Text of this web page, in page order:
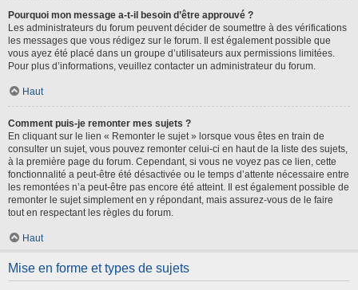
Pourquoi mon message a-t-il besoin d’être approuvé ?
Les administrateurs du forum peuvent décider de soumettre à des vérifications
les messages que vous rédigez sur le forum. Il est également possible que
vous ayez été placé dans un groupe d’utilisateurs aux permissions limitées.
Pour plus d’informations, veuillez contacter un administrateur du forum.
Haut
Comment puis-je remonter mes sujets ?
En cliquant sur le lien « Remonter le sujet » lorsque vous êtes en train de
consulter un sujet, vous pouvez remonter celui-ci en haut de la liste des sujets,
à la première page du forum. Cependant, si vous ne voyez pas ce lien, cette
fonctionnalité a peut-être été désactivée ou le temps d’attente nécessaire entre
les remontées n’a peut-être pas encore été atteint. Il est également possible de
remonter le sujet simplement en y répondant, mais assurez-vous de le faire
tout en respectant les règles du forum.
Haut
Mise en forme et types de sujets